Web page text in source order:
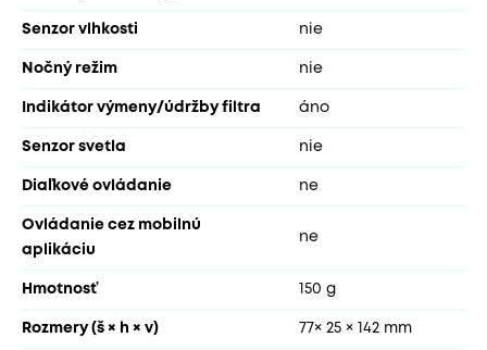
Senzor vlhkosti nie
Nočný režim nie
Indikátor výmeny/údržby filtra áno
Senzor svetla nie
Diaľkové ovládanie ne
Ovládanie cez mobilnú
aplikáciu
ne
Hmotnosť 150 g
Rozmery (š × h × v) 77× 25 × 142 mm